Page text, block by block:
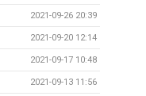
2021-09-26 20:39
2021-09-20 12:14
2021-09-17 10:48
2021-09-13 11:56